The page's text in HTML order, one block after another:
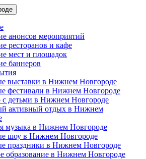
анонсов мероприятий
ресторанов и кафе
мест и площадок
баннеров
выставки в Нижнем Новгороде
фестивали в Нижнем Новгороде
с детьми в Нижнем Новгороде
активный отдых в Нижнем
музыка в Нижнем Новгороде
шоу в Нижнем Новгороде
праздники в Нижнем Новгороде
образование в Нижнем Новгороде